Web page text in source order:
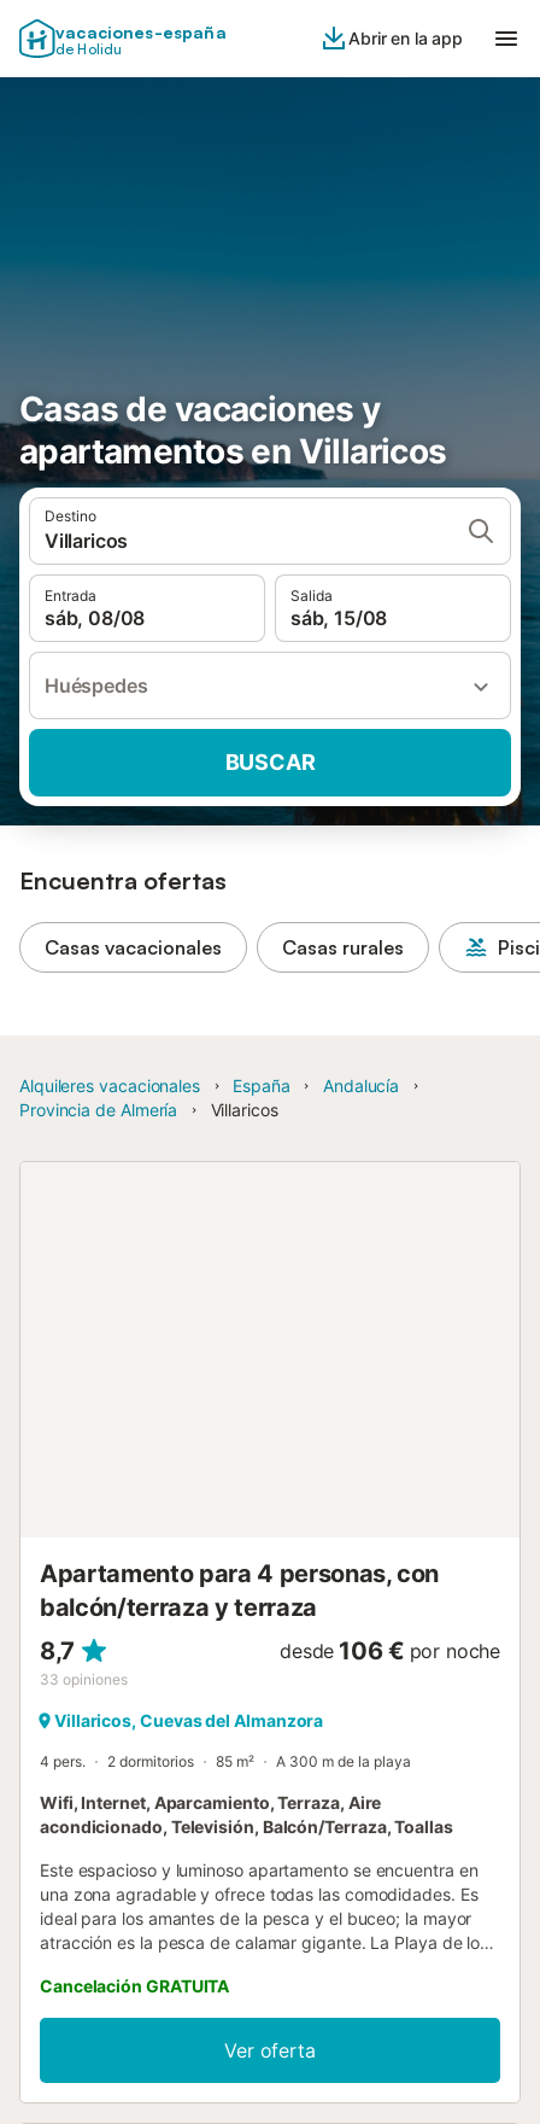
vacaciones-españa
de Holidu
Abrir en la app
Casas de vacaciones y
apartamentos en Villaricos
Destino
Villaricos
Entrada
sáb, 08/08
Salida
sáb, 15/08
Huéspedes
BUSCAR
Encuentra ofertas
Casas vacacionales Casas rurales
Alquileres vacacionales España
Andalucía
Provincia de Almería
Villaricos
Apartamento para 4 personas, con
balcón/terraza y terraza
8,7
33 opiniones
desde 106 € por noche
Villaricos, Cuevas del Almanzora
4 pers. 2 dormitorios 85 m² A 300 m de la playa
Wifi, Internet, Aparcamiento, Terraza, Aire
acondicionado, Televisión, Balcón/Terraza, Toallas
Este espacioso y luminoso apartamento se encuentra en
una zona agradable y ofrece todas las comodidades. Es
ideal para los amantes de la pesca y el buceo; la mayor
atracción es la pesca de calamar gigante. La Playa de los
podrá disfrutar de días de relax junto al mar, así como de
relajantes paseos por la hermosa costa y visitar pueblos
cercanos como El Arteal, Vera, Las Cunas y Cuevas del
Almanzora. Al otro lado de la calle se encuentra el Centro
de Buceo (Buceo de Calamar Gigante) en Puerto de la
Cancelación GRATUITA
Ver oferta